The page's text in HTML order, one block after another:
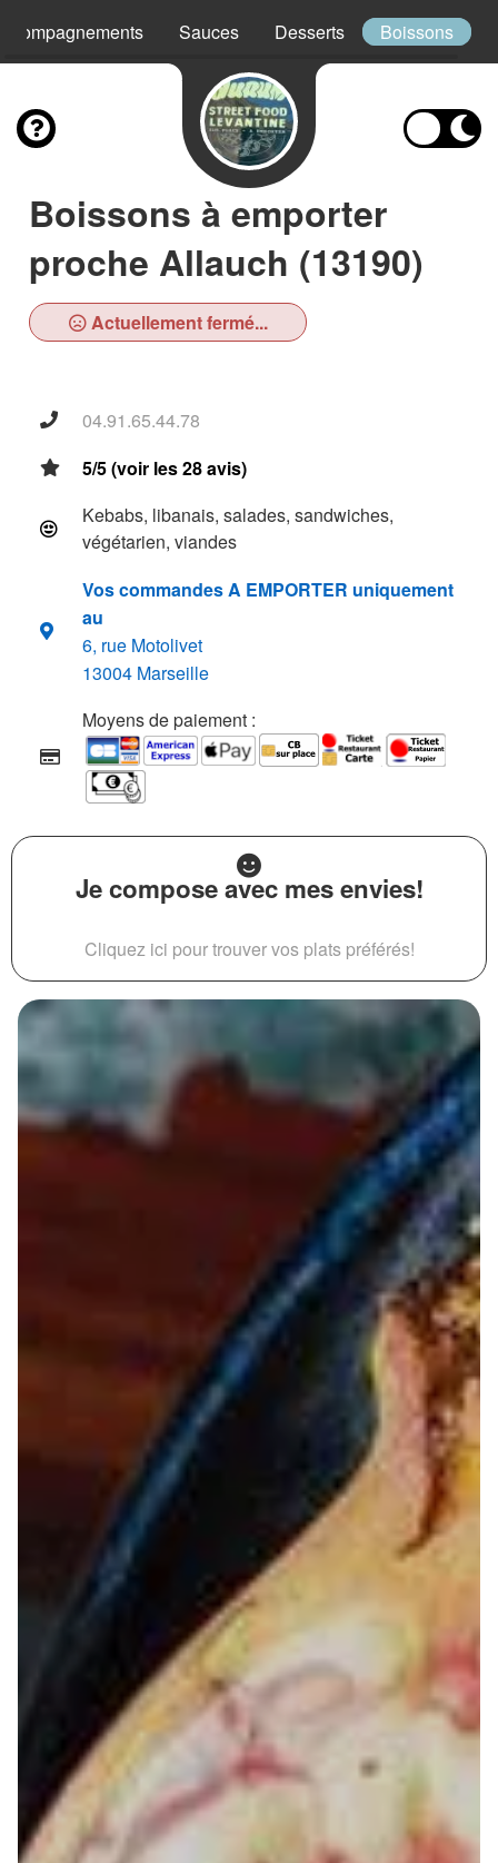
Sauces Desserts Boissons
Boissons à emporter
proche Allauch (13190)
Actuellement fermé...
04.91.65.44.78
5/5 (voir les 28 avis)
Kebabs, libanais, salades, sandwiches,
végétarien, viandes
Vos commandes A EMPORTER uniquement
au
6, rue Motolivet
13004 Marseille
Moyens de paiement :
Je compose avec mes envies!
Cliquez ici pour trouver vos plats préférés!